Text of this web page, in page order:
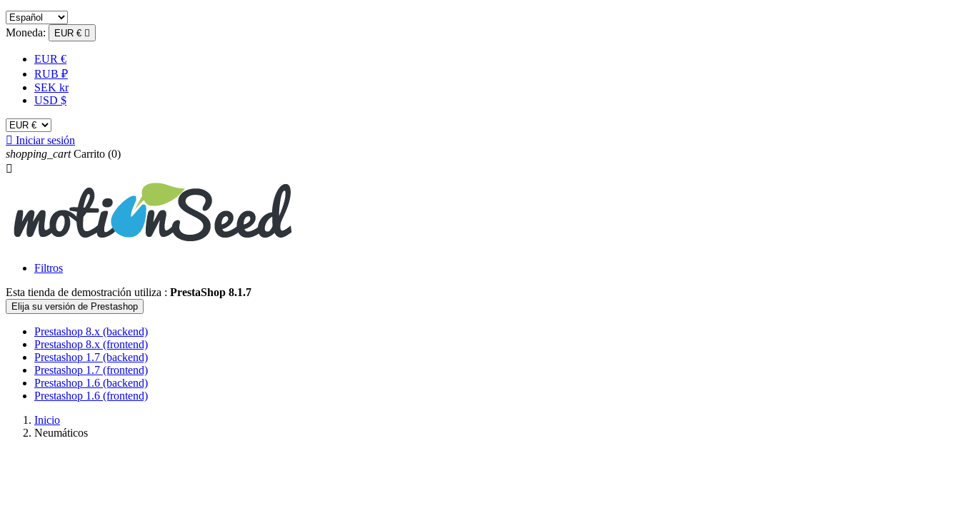
Moneda: EUR € 
EUR €
RUB ₽
SEK kr
USD $
 Iniciar sesión
shopping_cart Carrito (0)

Filtros
Esta tienda de demostración utiliza : PrestaShop 8.1.7
Elija su versión de Prestashop
Prestashop 8.x (backend)
Prestashop 8.x (frontend)
Prestashop 1.7 (backend)
Prestashop 1.7 (frontend)
Prestashop 1.6 (backend)
Prestashop 1.6 (frontend)
Inicio
Neumáticos